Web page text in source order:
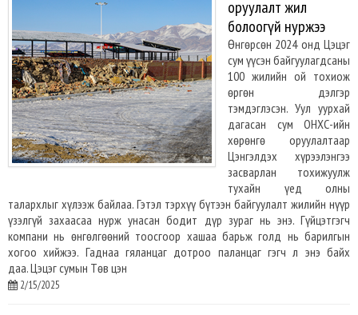
оруулалт жил
болоогүй нуржээ
Өнгөрсөн 2024 онд Цэцэг
сум үүсэн байгуулагдсаны
100 жилийн ой тохиож
өргөн дэлгэр
тэмдэглэсэн. Уул уурхай
дагасан сум ОНХС-ийн
хөрөнгө оруулалтаар
Цэнгэлдэх хүрээлэнгээ
засварлан тохижуулж
тухайн үед олны
талархлыг хүлээж байлаа. Гэтэл тэрхүү бүтээн байгуулалт жилийн нүүр
үзэлгүй захаасаа нурж унасан бодит дүр зураг нь энэ. Гүйцэтгэгч
компани нь өнгөлгөөний тоосгоор хашаа барьж голд нь барилгын
хогоо хийжээ. Гаднаа гяланцаг дотроо паланцаг гэгч л энэ байх
даа. Цэцэг сумын Төв цэн
2/15/2025